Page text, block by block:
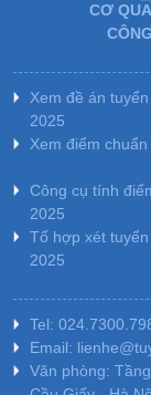
CƠ
Xem đề án
2025
Xem điểm
Công cụ tính
2025
Tổ hợp xét
2025
Tel:
Email:
Văn phòng: